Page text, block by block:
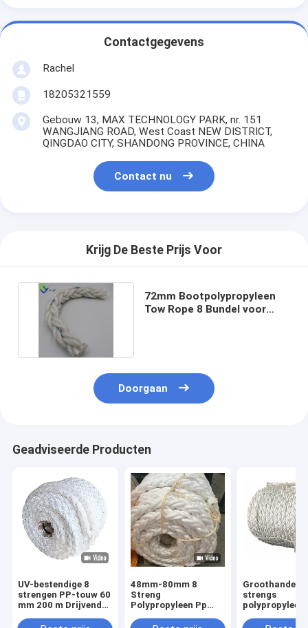
Contactgegevens
Rachel
18205321559
Gebouw 13, MAX TECHNOLOGY PARK, nr. 151
WANGJIANG ROAD, West Coast NEW DISTRICT,
QINGDAO CITY, SHANDONG PROVINCE, CHINA
Contact nu
Krijg De Beste Prijs Voor
72mm Bootpolypropyleen
Tow Rope 8 Bundel voor
Doorgaan
Geadviseerde Producten
UV-bestendige 8
strengen PP-touw 60
mm 200 m Drijvend
mooringtouw voor
48mm-80mm 8
Streng
Polypropyleen Pp
Kleur Met CCS-
Groothandel 8
strengs
polypropyleen
maritieme